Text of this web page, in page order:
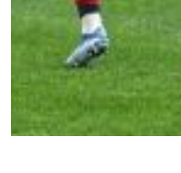
Helan x Genoa
Isolani x Genoa
Gift Card Online Store